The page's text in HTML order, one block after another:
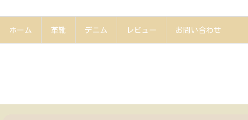
ホーム 革靴 デニム レビュー お問い合わせ